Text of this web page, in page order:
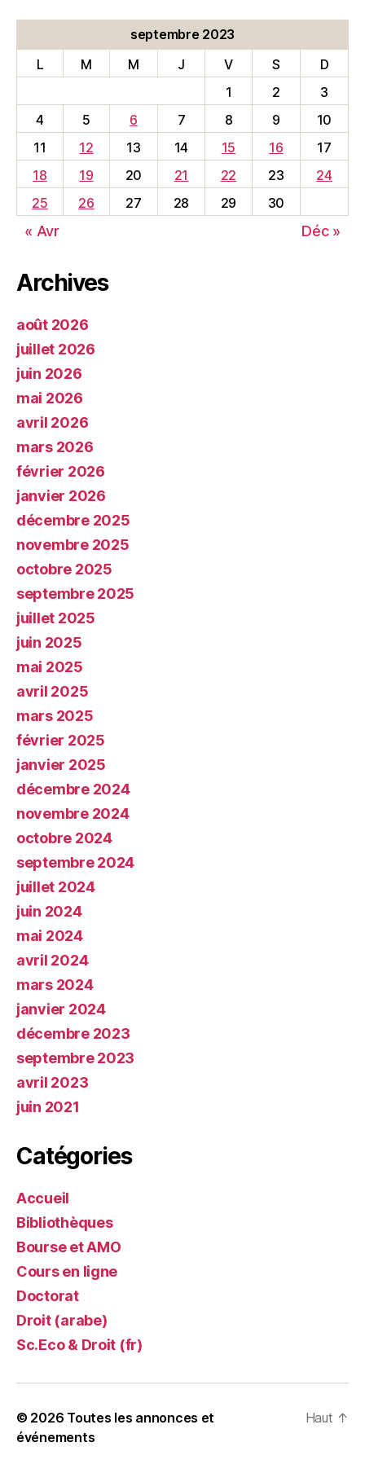
septembre 2023
L
M M J V S
D
1
2
3
4
5 6 7 8 9
10
11
12 13 14 15 16
17
18
19 20 21 22 23
24
25
26 27 28 29 30
« Avr Déc »
Archives
août 2026
juillet 2026
juin 2026
mai 2026
avril 2026
mars 2026
février 2026
janvier 2026
décembre 2025
novembre 2025
octobre 2025
septembre 2025
juillet 2025
juin 2025
mai 2025
avril 2025
mars 2025
février 2025
janvier 2025
décembre 2024
novembre 2024
octobre 2024
septembre 2024
juillet 2024
juin 2024
mai 2024
avril 2024
mars 2024
janvier 2024
décembre 2023
septembre 2023
avril 2023
juin 2021
Catégories
Accueil
Bibliothèques
Bourse et AMO
Cours en ligne
Doctorat
Droit (arabe)
Sc.Eco & Droit (fr)
© 2026 Toutes les annonces et
événements
Haut ↑